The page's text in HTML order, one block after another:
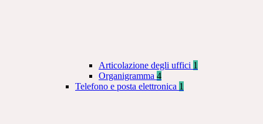
Articolazione degli uffici 1
Organigramma 4
Telefono e posta elettronica 1